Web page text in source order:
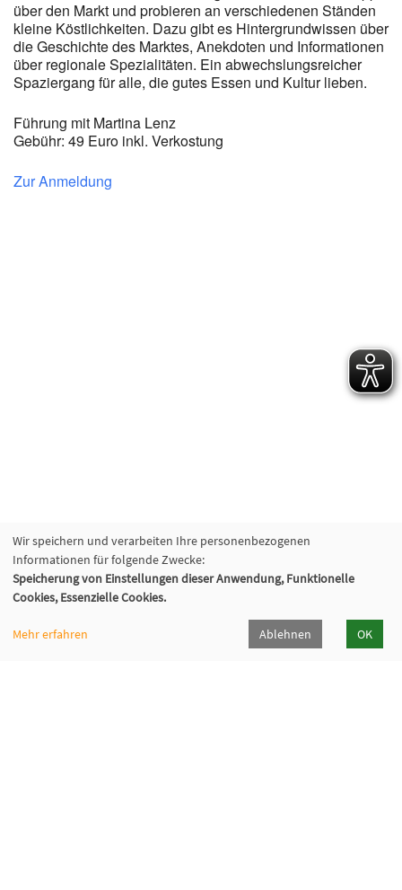
über den Markt und probieren an verschiedenen Ständen
kleine Köstlichkeiten. Dazu gibt es Hintergrundwissen über
die Geschichte des Marktes, Anekdoten und Informationen
über regionale Spezialitäten. Ein abwechslungsreicher
Spaziergang für alle, die gutes Essen und Kultur lieben.
Führung mit Martina Lenz
Gebühr: 49 Euro inkl. Verkostung
Zur Anmeldung
Wir speichern und verarbeiten Ihre personenbezogenen
Informationen für folgende Zwecke:
Speicherung von Einstellungen dieser Anwendung, Funktionelle
Cookies, Essenzielle Cookies.
Mehr erfahren Ablehnen OK